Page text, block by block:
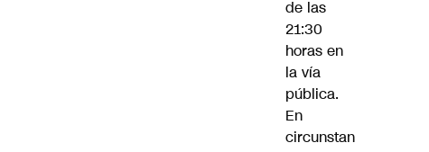
de las
21:30
horas en
la vía
pública.
En
circunstan